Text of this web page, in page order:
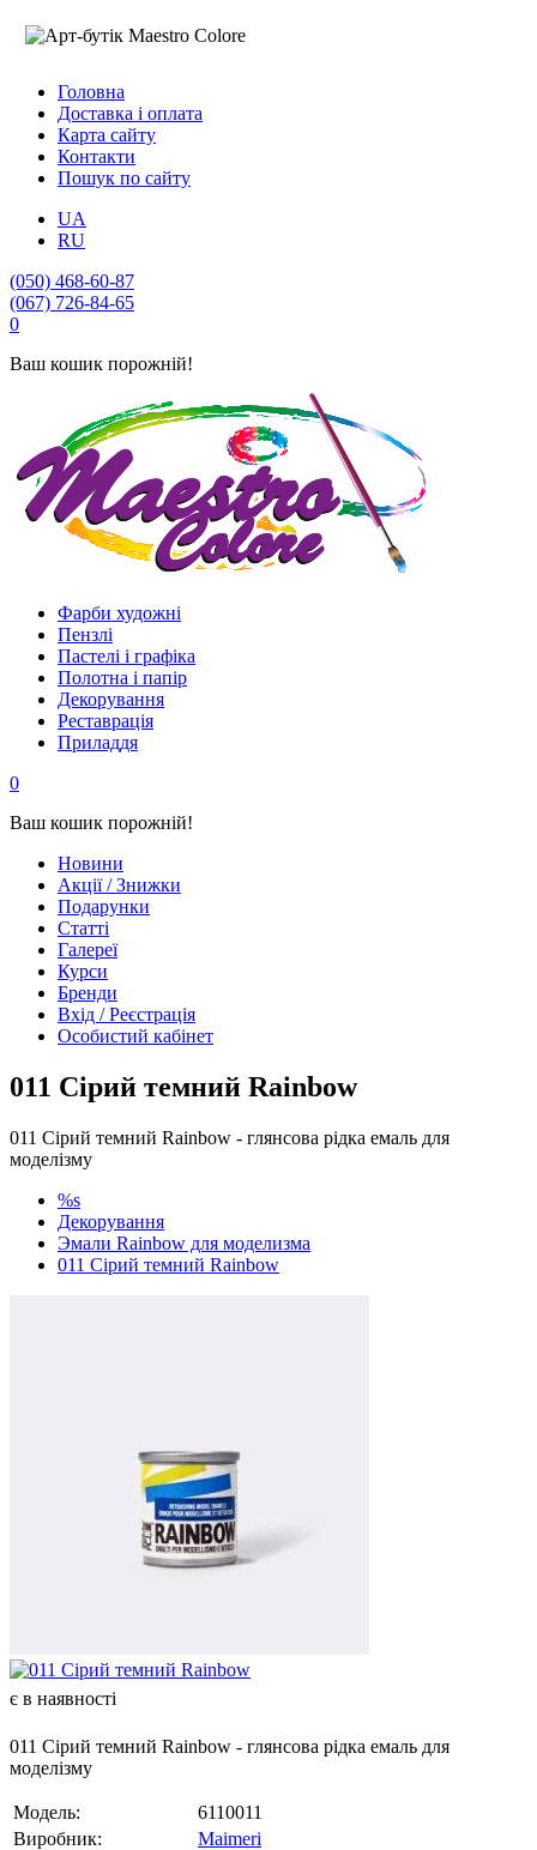
Головна
Доставка і оплата
Карта сайту
Контакти
Пошук по сайту
UA
RU
(050) 468-60-87
(067) 726-84-65
0
Ваш кошик порожній!
Фарби художні
Пензлі
Пастелі і графіка
Полотна і папір
Декорування
Реставрація
Приладдя
0
Ваш кошик порожній!
Новини
Акції / Знижки
Подарунки
Статті
Галереї
Курси
Бренди
Вхід / Реєстрація
Особистий кабінет
011 Сірий темний Rainbow
011 Сірий темний Rainbow - глянсова рідка емаль для
моделізму
%s
Декорування
Эмали Rainbow для моделизма
011 Сірий темний Rainbow
є в наявності
011 Сірий темний Rainbow - глянсова рідка емаль для
моделізму
Модель:
6110011
Виробник:
Maimeri